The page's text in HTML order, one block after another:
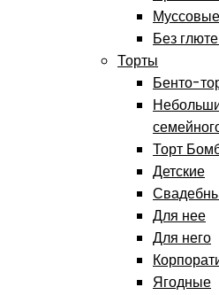
Без
Торты
Бенто-
Торт
Детские
Для нее
Для него
Ягодные